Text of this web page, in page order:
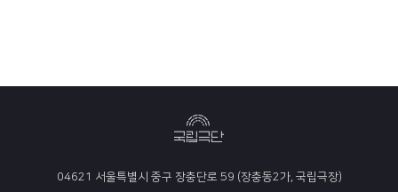
04621 서울특별시 중구 장충단로 59 (장충동2가, 국립극장)